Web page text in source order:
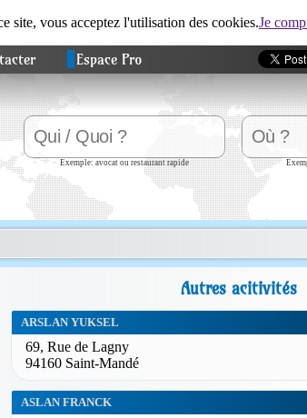
site, vous acceptez l'utilisation des cookies.Je
Espace Pro
Exemple: avocat ou restaurant rapide
Autres acitivités
ARSLAN YUKSEL
69, Rue de Lagny
94160 Saint-Mandé
ASLAN FRANCK